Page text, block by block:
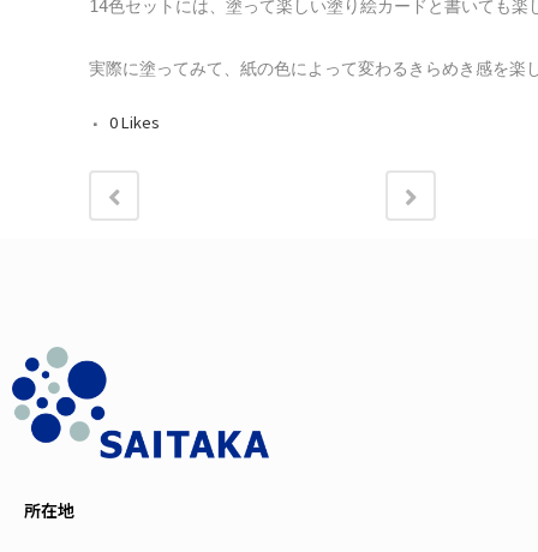
14色セットには、塗って楽しい塗り絵カードと書いても
実際に塗ってみて、紙の色によって変わるきらめき感を楽
0Likes
所在地